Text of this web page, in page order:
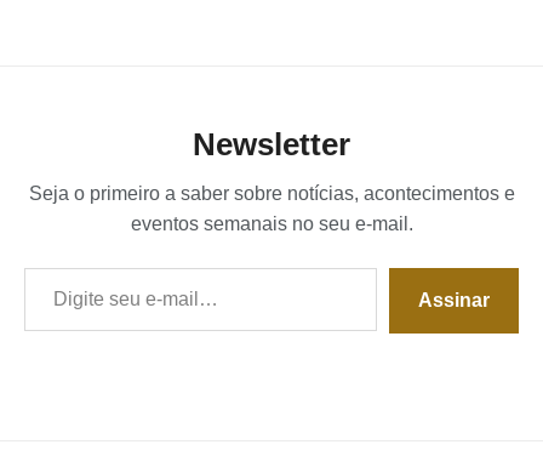
Newsletter
Seja o primeiro a saber sobre notícias, acontecimentos e
eventos semanais no seu e-mail.
Digite seu e-mail…
Assinar